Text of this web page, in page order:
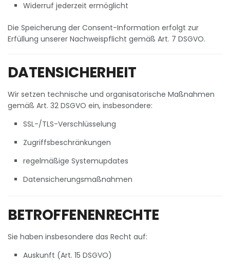
Widerruf jederzeit ermöglicht
Die Speicherung der Consent-Information erfolgt zur
Erfüllung unserer Nachweispflicht gemäß Art. 7 DSGVO.
DATENSICHERHEIT
Wir setzen technische und organisatorische Maßnahmen
gemäß Art. 32 DSGVO ein, insbesondere:
SSL-/TLS-Verschlüsselung
Zugriffsbeschränkungen
regelmäßige Systemupdates
Datensicherungsmaßnahmen
BETROFFENENRECHTE
Sie haben insbesondere das Recht auf:
Auskunft (Art. 15 DSGVO)